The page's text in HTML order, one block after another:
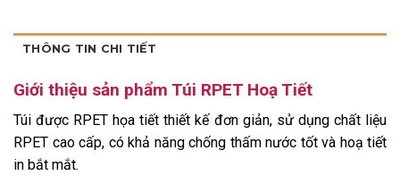
THÔNG TIN CHI TIẾT
Giới thiệu sản phẩm Túi RPET Hoạ Tiết
Túi được RPET họa tiết thiết kế đơn giản, sử dụng chất liệu
RPET cao cấp, có khả năng chống thấm nước tốt và hoạ tiết
in bắt mắt.